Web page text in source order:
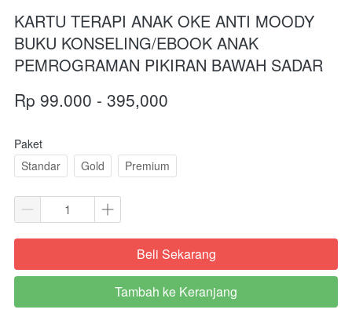
KARTU TERAPI ANAK OKE ANTI MOODY
BUKU KONSELING/EBOOK ANAK
PEMROGRAMAN PIKIRAN BAWAH SADAR
Rp 99.000 - 395,000
Paket
Standar
Gold Premium
`Beli Sekarang
`
Tambah ke Keranjang